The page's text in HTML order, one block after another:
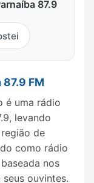
87.9
FM
é uma rádio
levando
de
como rádio
nos
ouvintes.